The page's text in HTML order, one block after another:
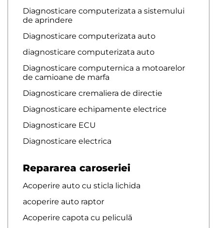
Diagnosticare computerizata a sistemului
de aprindere
Diagnosticare computerizata auto
diagnosticare computerizata auto
Diagnosticare computernica a motoarelor
de camioane de marfa
Diagnosticare cremaliera de directie
Diagnosticare echipamente electrice
Diagnosticare ECU
Diagnosticare electrica
Repararea caroseriei
Acoperire auto cu sticla lichida
acoperire auto raptor
Acoperire capota cu peliculă